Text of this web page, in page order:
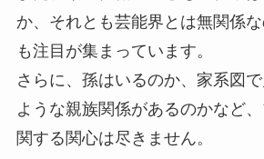
か、それとも芸能界とは無関係
も注目が集まっています。
さらに、孫はいるのか、家系図
ような親族関係があるのかなど
関する関心は尽きません。